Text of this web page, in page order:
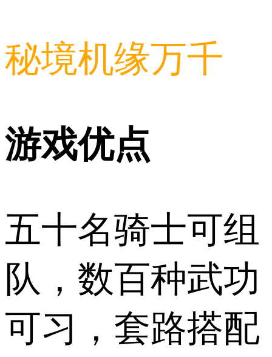
秘境机缘万千
游戏优点
五十名骑士可组
队，数百种武功
可习，套路搭配